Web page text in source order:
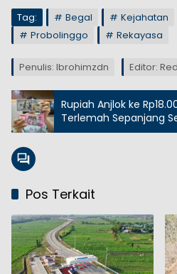
Tag: Begal Kejahatan
Probolinggo
Rekayasa
Penulis: Ibrohimzdn Editor:
Rupiah Anjlok ke
Terlemah Sepanjang
Pos Terkait